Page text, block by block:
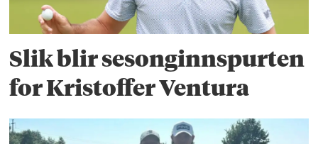
Slik blir sesonginnspurten
for Kristoffer Ventura